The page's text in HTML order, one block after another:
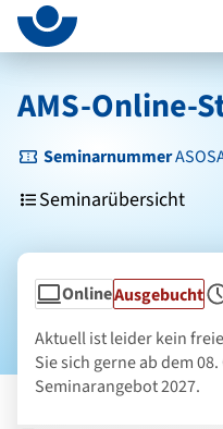
Seitenanfang
zum
Inhalt
zur
Navigation
im
Fußbereich
Hauptinhalt
AMS-Online-
Seminarnummer
Seminarübersicht
Seminarform
OnlineStatus
Ausgebucht
Aktuell ist leider kein
Sie sich gerne ab dem
Seminarangebot 2027.